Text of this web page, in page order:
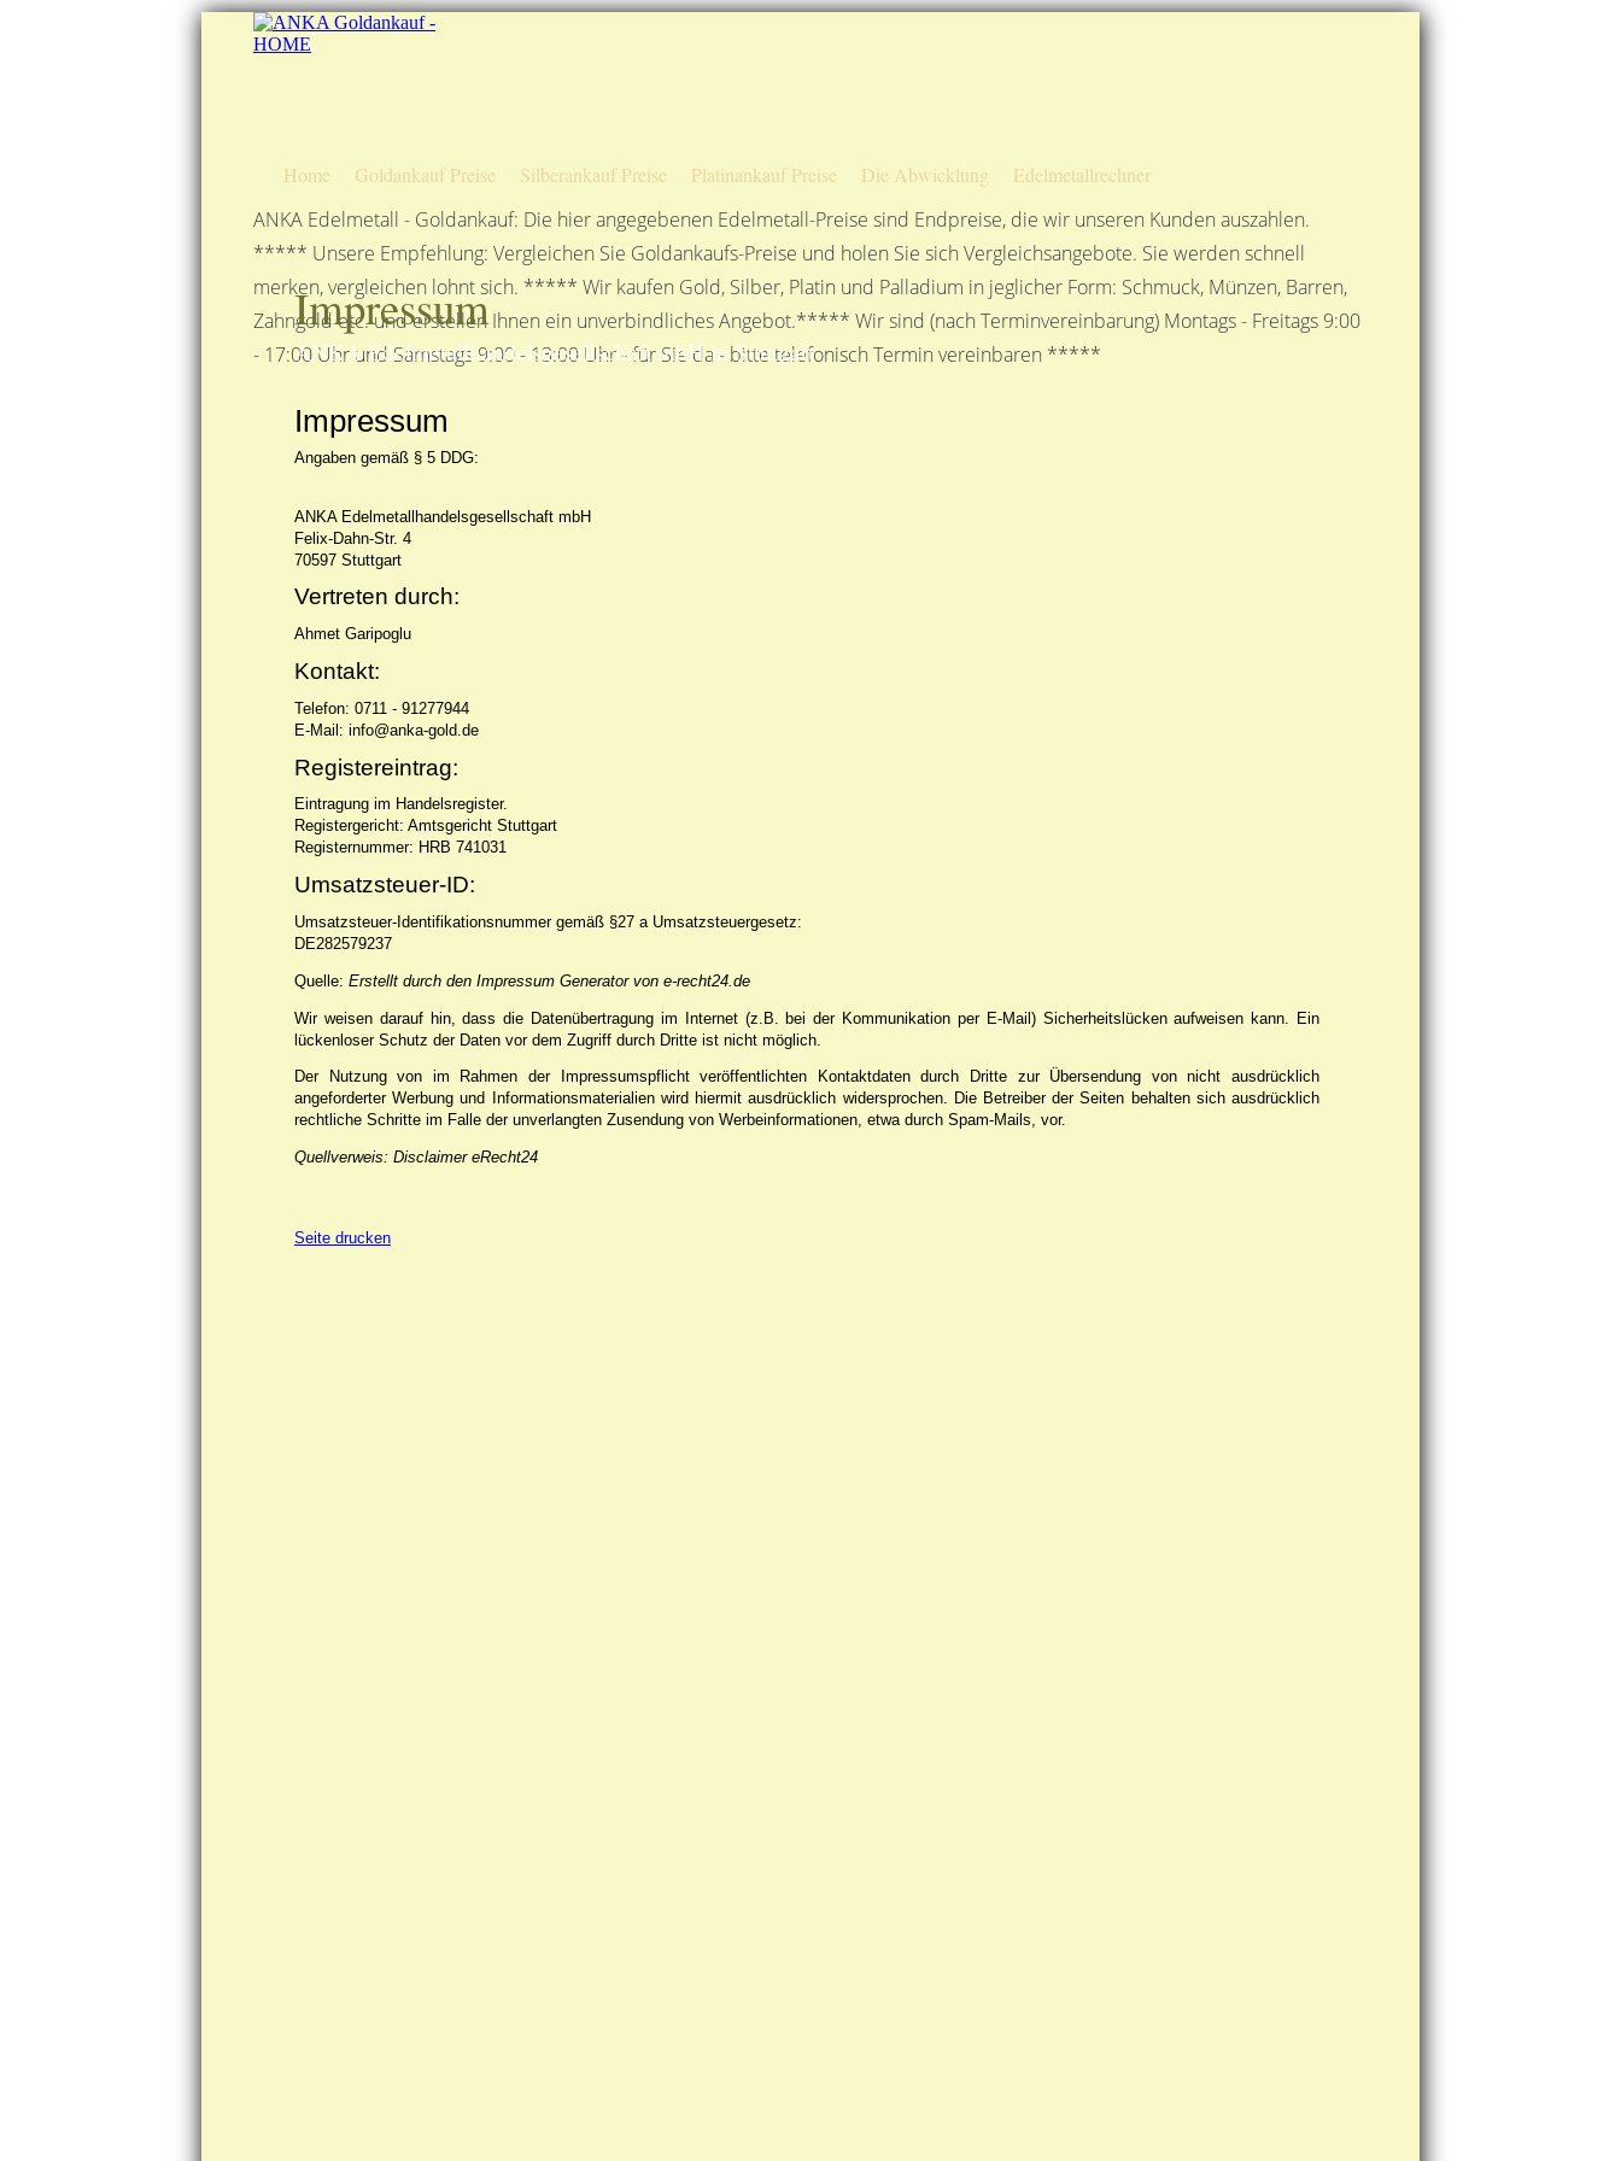
Home Goldankauf Preise Silberankauf Preise Platinankauf Preise Die Abwicklung Edelmetallrechner
ANKA Edelmetall - Goldankauf: Die hier angegebenen Edelmetall-Preise sind Endpreise, die wir unseren Kunden auszahlen.
***** Unsere Empfehlung: Vergleichen Sie Goldankaufs-Preise und holen Sie sich Vergleichsangebote. Sie werden schnell
merken, vergleichen lohnt sich. ***** Wir kaufen Gold, Silber, Platin und Palladium in jeglicher Form: Schmuck, Münzen, Barren,
Zahngold etc. und erstellen Ihnen ein unverbindliches Angebot.***** Wir sind (nach Terminvereinbarung) Montags - Freitags 9:00
- 17:00 Uhr und Samstags 9:00 - 13:00 Uhr - für Sie da - bitte telefonisch Termin vereinbaren *****
Impressum
ANKA Edelmetallhandelsgesellschaft mbH in Stuttgart
Impressum
Angaben gemäß § 5 DDG:
ANKA Edelmetallhandelsgesellschaft mbH
Felix-Dahn-Str. 4
70597 Stuttgart
Vertreten durch:
Ahmet Garipoglu
Kontakt:
Telefon: 0711 - 91277944
E-Mail: info@anka-gold.de
Registereintrag:
Eintragung im Handelsregister.
Registergericht: Amtsgericht Stuttgart
Registernummer: HRB 741031
Umsatzsteuer-ID:
Umsatzsteuer-Identifikationsnummer gemäß §27 a Umsatzsteuergesetz:
DE282579237
Quelle: Erstellt durch den Impressum Generator von e-recht24.de
Wir weisen darauf hin, dass die Datenübertragung im Internet (z.B. bei der Kommunikation per E-Mail) Sicherheitslücken aufweisen kann. Ein
lückenloser Schutz der Daten vor dem Zugriff durch Dritte ist nicht möglich.
Der Nutzung von im Rahmen der Impressumspflicht veröffentlichten Kontaktdaten durch Dritte zur Übersendung von nicht ausdrücklich
angeforderter Werbung und Informationsmaterialien wird hiermit ausdrücklich widersprochen. Die Betreiber der Seiten behalten sich ausdrücklich
rechtliche Schritte im Falle der unverlangten Zusendung von Werbeinformationen, etwa durch Spam-Mails, vor.
Quellverweis: Disclaimer eRecht24
Seite drucken